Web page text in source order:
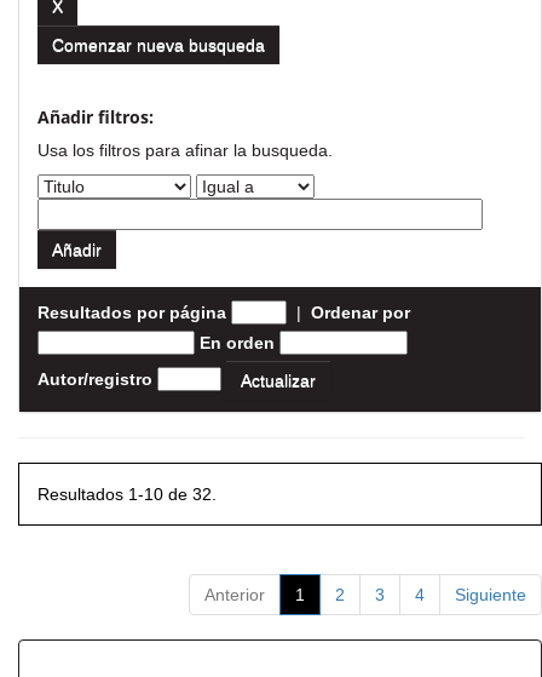
Comenzar nueva busqueda
Añadir filtros:
Usa los filtros para afinar la busqueda.
Resultados por página | Ordenar por
En orden
Autor/registro
Resultados 1-10 de 32.
Anterior 1 2 3 4 Siguiente